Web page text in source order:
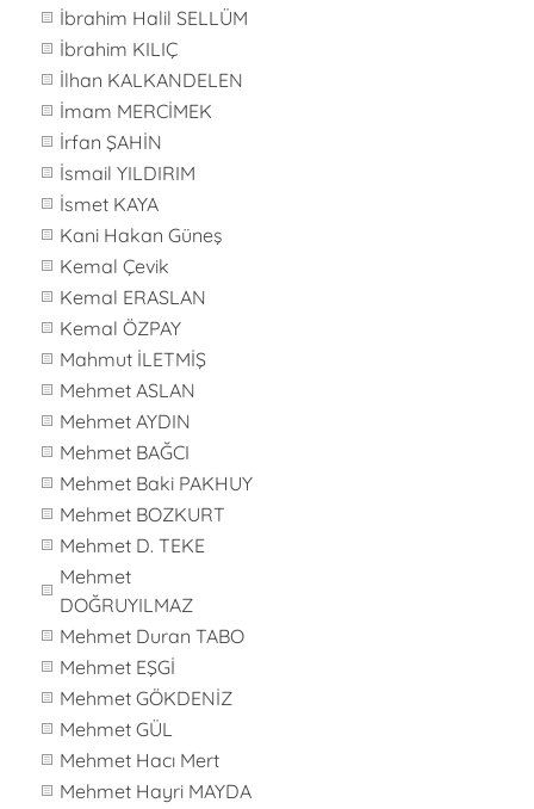
İbrahim Halil SELLÜM
İbrahim KILIÇ
İlhan KALKANDELEN
İmam MERCİMEK
İrfan ŞAHİN
İsmail YILDIRIM
İsmet KAYA
Kani Hakan Güneş
Kemal Çevik
Kemal ERASLAN
Kemal ÖZPAY
Mahmut İLETMİŞ
Mehmet ASLAN
Mehmet AYDIN
Mehmet BAĞCI
Mehmet Baki PAKHUY
Mehmet BOZKURT
Mehmet D. TEKE
Mehmet
DOĞRUYILMAZ
Mehmet Duran TABO
Mehmet EŞGİ
Mehmet GÖKDENİZ
Mehmet GÜL
Mehmet Hacı Mert
Mehmet Hayri MAYDA